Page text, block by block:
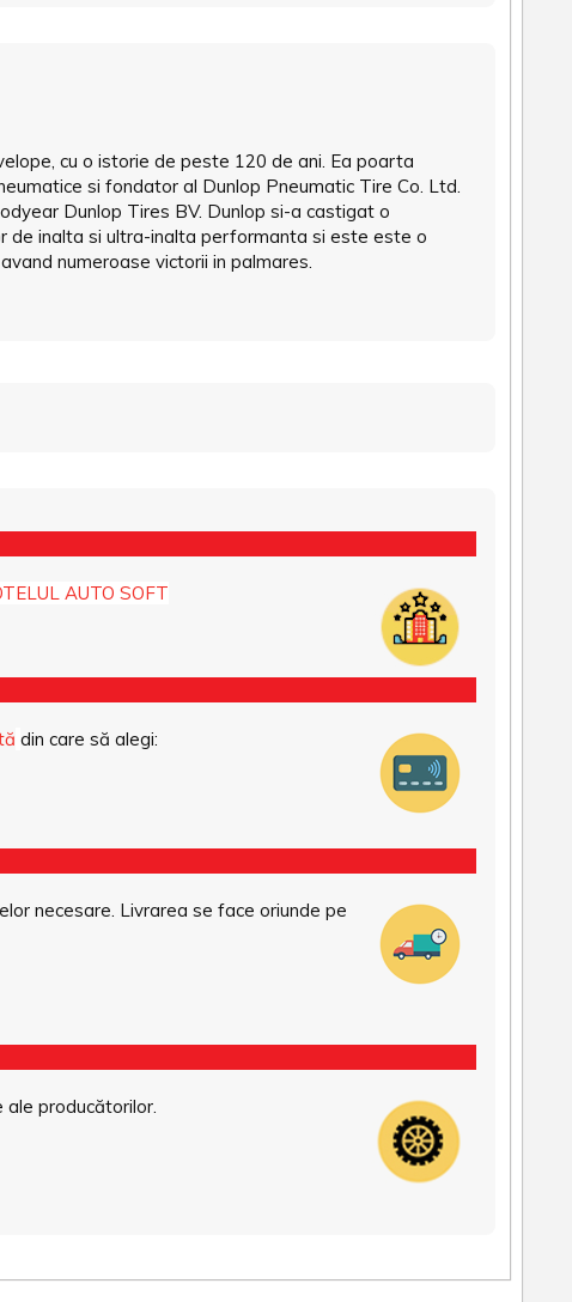
cu o istorie de peste 120 de ani. Ea poarta
si fondator al Dunlop Pneumatic Tire Co. Ltd.
Dunlop Tires BV. Dunlop si-a castigat o
inalta si ultra-inalta performanta si este este o
numeroase victorii in palmares.
AUTO SOFT
din care să alegi:
necesare. Livrarea se face oriunde pe
producătorilor.